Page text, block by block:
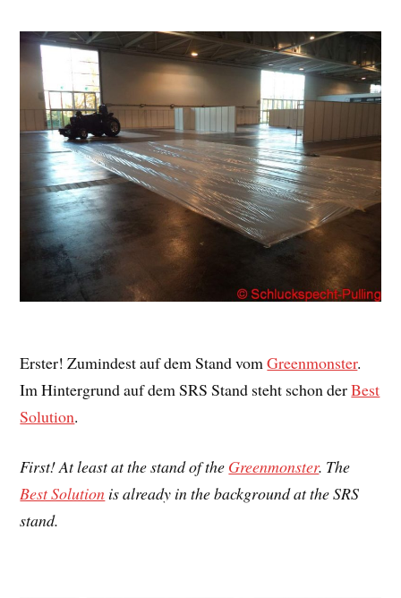
Erster! Zumindest auf dem Stand vomGreenmonster.
Im Hintergrund auf dem SRS Stand steht schon derBest
Solution.
First! At least at the stand of the Greenmonster. The
Best Solution is already in the background at the SRS
stand.